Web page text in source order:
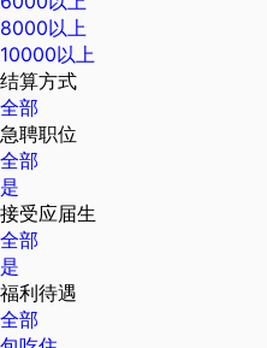
8000以上
10000以上
结算方式
全部
急聘职位
全部
是
接受应届生
全部
是
福利待遇
全部